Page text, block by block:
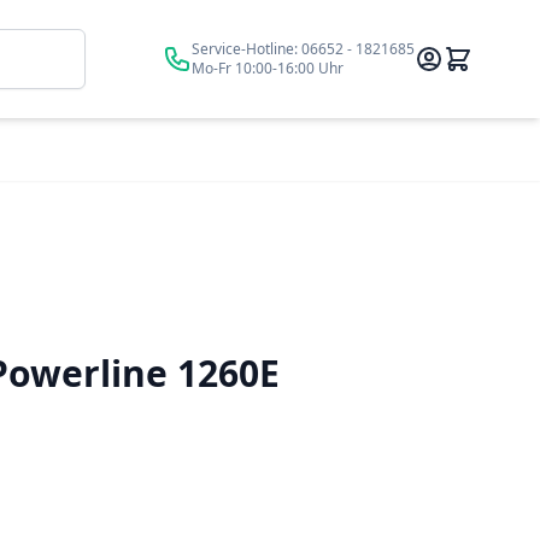
Suche Service-Hotline:06652 - 1821685
Mo-Fr 10:00-16:00 Uhr
1260E